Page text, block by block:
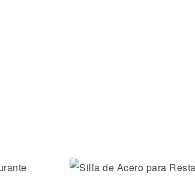
Añadir a la lista de